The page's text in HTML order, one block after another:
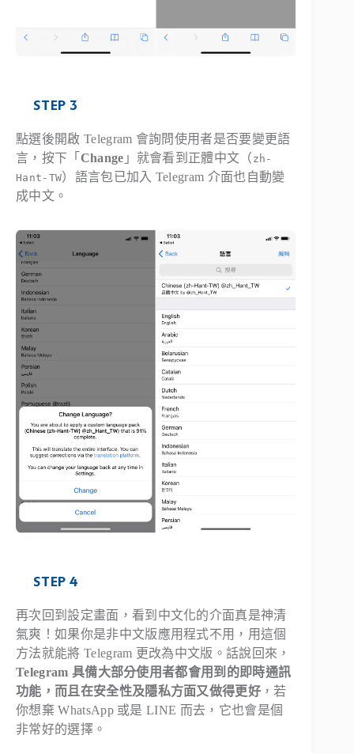
STEP 3
點選後開啟 Telegram 會詢問使用者是否要變更語
言，按下「 Change 」就會看到正體中文（ zh-
Hant-TW）語言包已加入 Telegram 介面也自動變
成中文。
STEP 4
再次回到設定畫面，看到中文化的介面真是神清
氣爽！如果你是非中文版應用程式不用，用這個
方法就能將 Telegram 更改為中文版。話說回來，
Telegram 具備大部分使用者都會用到的即時通訊
功能，而且在安全性及隱私方面又做得更好 ，若
你想棄 WhatsApp 或是 LINE 而去，它也會是個
非常好的選擇。